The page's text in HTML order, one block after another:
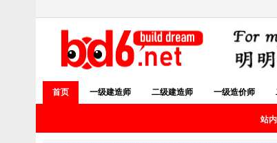
首页 一级建造师 二级建造师 一级造价师
站